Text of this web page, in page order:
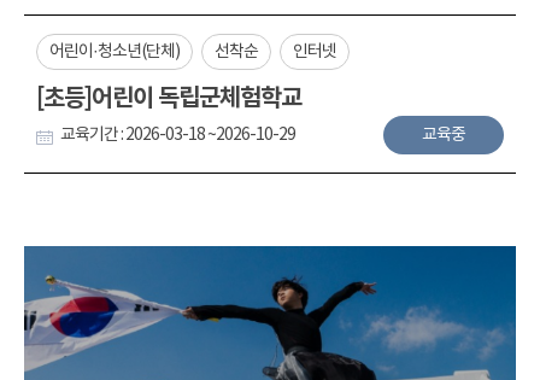
어린이·청소년(단체) 선착순 인터넷
[초등]어린이 독립군체험학교
교육기간 : 2026-03-18 ~2026-10-29 교육중